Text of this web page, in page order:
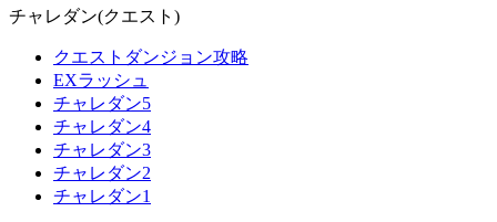
チャレダン(クエスト)
クエストダンジョン攻略
EXラッシュ
チャレダン5
チャレダン4
チャレダン3
チャレダン2
チャレダン1